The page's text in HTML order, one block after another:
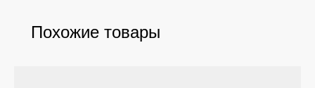
Похожие товары